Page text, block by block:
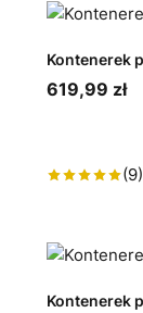
Kontenerek
619,99 zł
(9)
Kontenerek